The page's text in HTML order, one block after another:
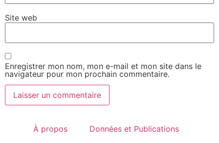
Site web
Enregistrer mon nom, mon e-mail et mon site dans le
navigateur pour mon prochain commentaire.
À propos Données et Publications